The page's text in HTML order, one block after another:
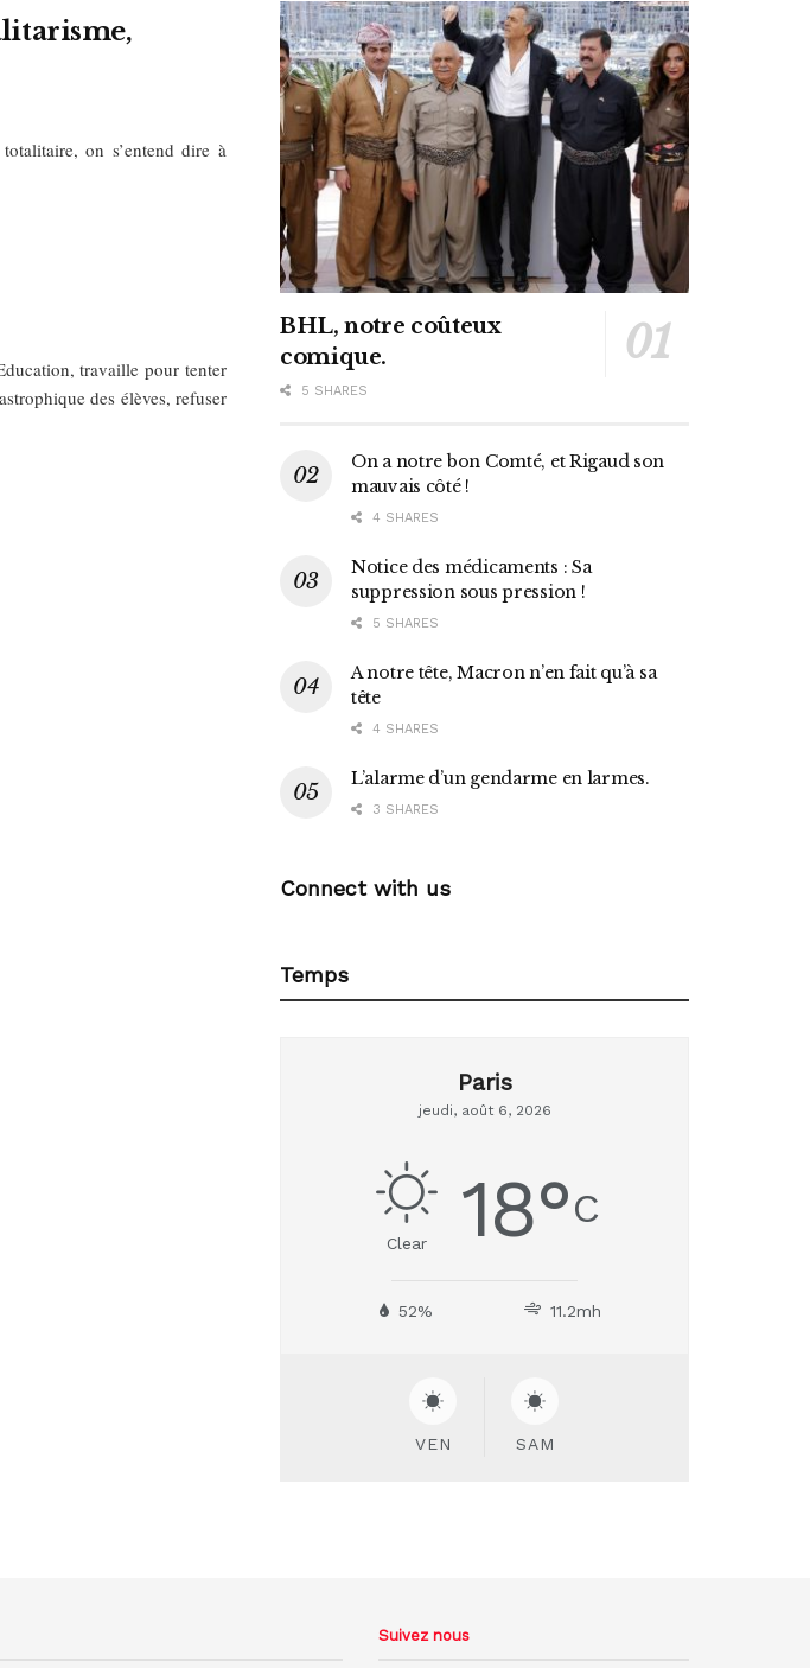
on s’entend dire à
travaille pour tenter
des élèves, refuser
BHL, notre coûteux
comique.
5 SHARES
On a notre bon Comté, et Rigaud son
mauvais côté !
4 SHARES
Notice des médicaments : Sa
suppression sous pression !
5 SHARES
A notre tête, Macron n’en fait qu’à sa
tête
4 SHARES
L’alarme d’un gendarme en larmes.
3 SHARES
Connect with us
Temps
Paris
jeudi, août 6, 2026
Clear 18°C
52% 11.2mh
VEN SAM
Suivez nous